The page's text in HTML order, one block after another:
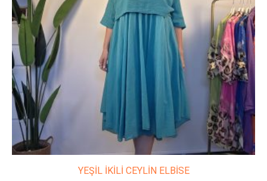
YEŞİL İKİLİ CEYLİN ELBİSE
var.
Seçenekler
ürün
sayfasından
seçilebilir